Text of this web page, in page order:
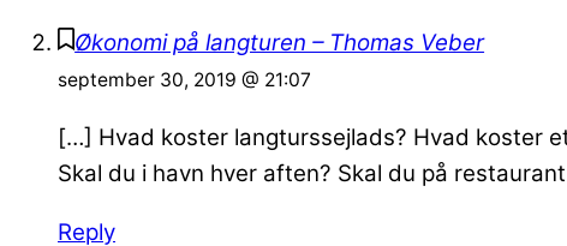
Økonomi på langturen – Thomas Veber
september 30, 2019 @ 21:07
[…] Hvad koster langturssejlads? Hvad koster
Skal du i havn hver aften? Skal du på
Reply